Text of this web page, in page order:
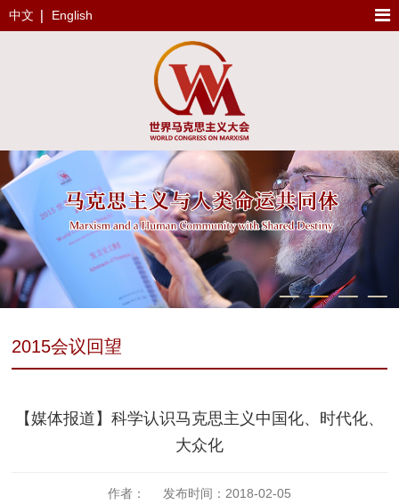
中文 English
2015会议回望
【媒体报道】科学认识马克思主义中国化、时代化、
大众化
作者： 发布时间：2018-02-05